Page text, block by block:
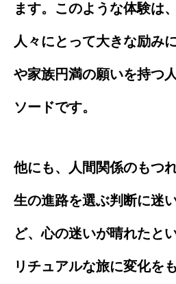
ます。このような体験は
人々にとって大きな励み
や家族円満の願いを持つ
ソードです。
他にも、人間関係のもつ
生の進路を選ぶ判断に迷
ど、心の迷いが晴れたと
リチュアルな旅に変化を